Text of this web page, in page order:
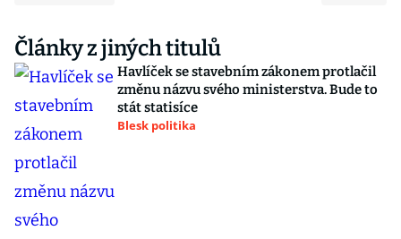
Články z jiných titulů
Havlíček se stavebním zákonem protlačil
změnu názvu svého ministerstva. Bude to
stát statisíce
Blesk politika